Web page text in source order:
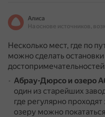
Алиса
Несколько мест, где по
можно сделать
Абрау-Дюрсо и озеро
один из старейших
где регулярно
озеру можно